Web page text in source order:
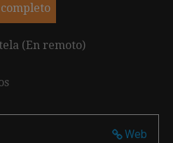
(En remoto)
Web